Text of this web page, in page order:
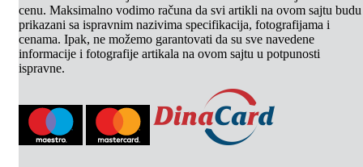
cenu. Maksimalno vodimo računa da svi artikli na ovom sajtu budu
prikazani sa ispravnim nazivima specifikacija, fotografijama i
cenama. Ipak, ne možemo garantovati da su sve navedene
informacije i fotografije artikala na ovom sajtu u potpunosti
ispravne.